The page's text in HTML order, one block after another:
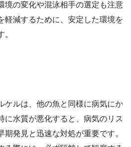
境の変化や混泳相手の選定も注意
軽減するために、安定した環境を
ケルは、他の魚と同様に病気にか
に水質が悪化すると、病気のリス
期発見と迅速な対処が重要です。